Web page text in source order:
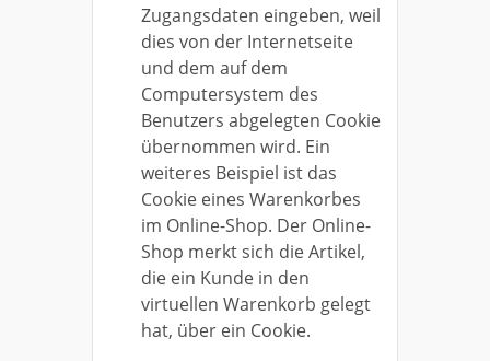
Zugangsdaten eingeben, weil
dies von der Internetseite
und dem auf dem
Computersystem des
Benutzers abgelegten Cookie
übernommen wird. Ein
weiteres Beispiel ist das
Cookie eines Warenkorbes
im Online-Shop. Der Online-
Shop merkt sich die Artikel,
die ein Kunde in den
virtuellen Warenkorb gelegt
hat, über ein Cookie.